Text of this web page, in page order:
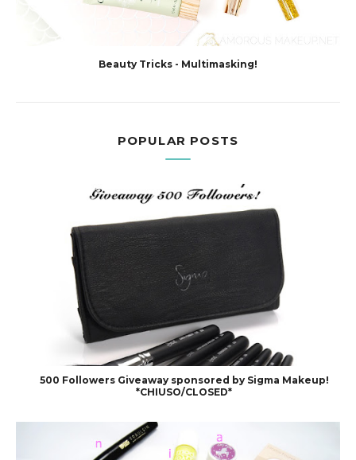
Beauty Tricks - Multimasking!
POPULAR POSTS
500 Followers Giveaway sponsored by Sigma Makeup!
*CHIUSO/CLOSED*